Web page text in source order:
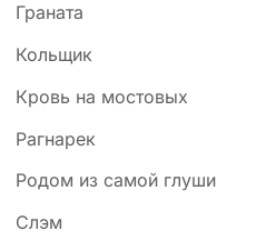
Граната
Кольщик
Кровь на мостовых
Рагнарек
Родом из самой глуши
Слэм